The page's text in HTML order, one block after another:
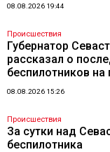
08.08.2026 19:44
Происшествия
Губернатор
рассказал о
беспилотников на
08.08.2026 15:26
Происшествия
За сутки над
беспилотника